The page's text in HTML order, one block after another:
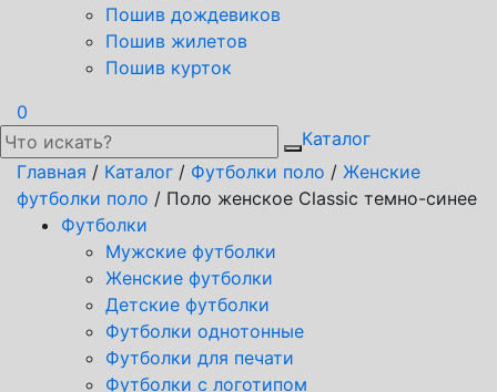
Пошив дождевиков
Пошив жилетов
Пошив курток
0
Каталог
Главная / Каталог / Футболки поло / Женские
футболки поло / Поло женское Classic темно-синее
Футболки
Мужские футболки
Женские футболки
Детские футболки
Футболки однотонные
Футболки для печати
Футболки с логотипом